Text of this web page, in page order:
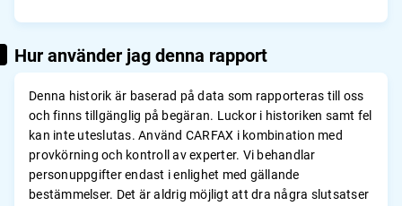
Hur använder jag denna rapport
Denna historik är baserad på data som rapporteras till oss
och finns tillgänglig på begäran. Luckor i historiken samt fel
kan inte uteslutas. Använd CARFAX i kombination med
provkörning och kontroll av experter. Vi behandlar
personuppgifter endast i enlighet med gällande
bestämmelser. Det är aldrig möjligt att dra några slutsatser